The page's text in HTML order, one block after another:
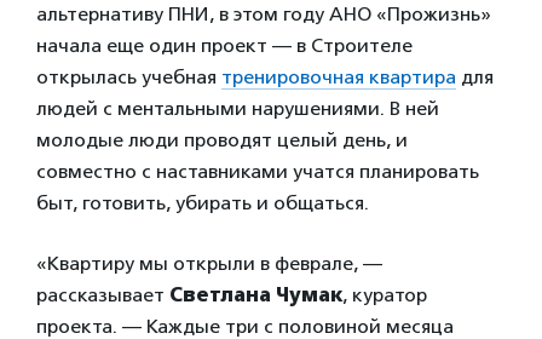
альтернативу ПНИ, в этом году АНО «Прожизнь»
начала еще один проект — в Строителе
открылась учебная тренировочная квартира для
людей с ментальными нарушениями. В ней
молодые люди проводят целый день, и
совместно с наставниками учатся планировать
быт, готовить, убирать и общаться.
«Квартиру мы открыли в феврале, —
рассказывает Светлана Чумак, куратор
проекта. — Каждые три с половиной месяца